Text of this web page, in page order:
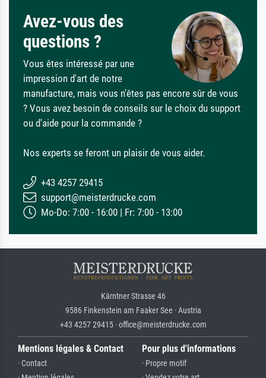
Avez-vous des
questions ?
Vous êtes intéressé par une
impression d'art de notre
manufacture, mais vous n'êtes pas encore sûr de vous
? Vous avez besoin de conseils sur le choix du support
ou d'aide pour la commande ?
Nos experts se feront un plaisir de vous aider.
+43 4257 29415
support@meisterdrucke.com
Mo-Do: 7:00 - 16:00 | Fr: 7:00 - 13:00
Kärntner Strasse 46
9586 Finkenstein am Faaker See · Austria
+43 4257 29415 · office@meisterdrucke.com
Mentions légales & Contact
· Contact
Pour plus d'informations
· Propre motif